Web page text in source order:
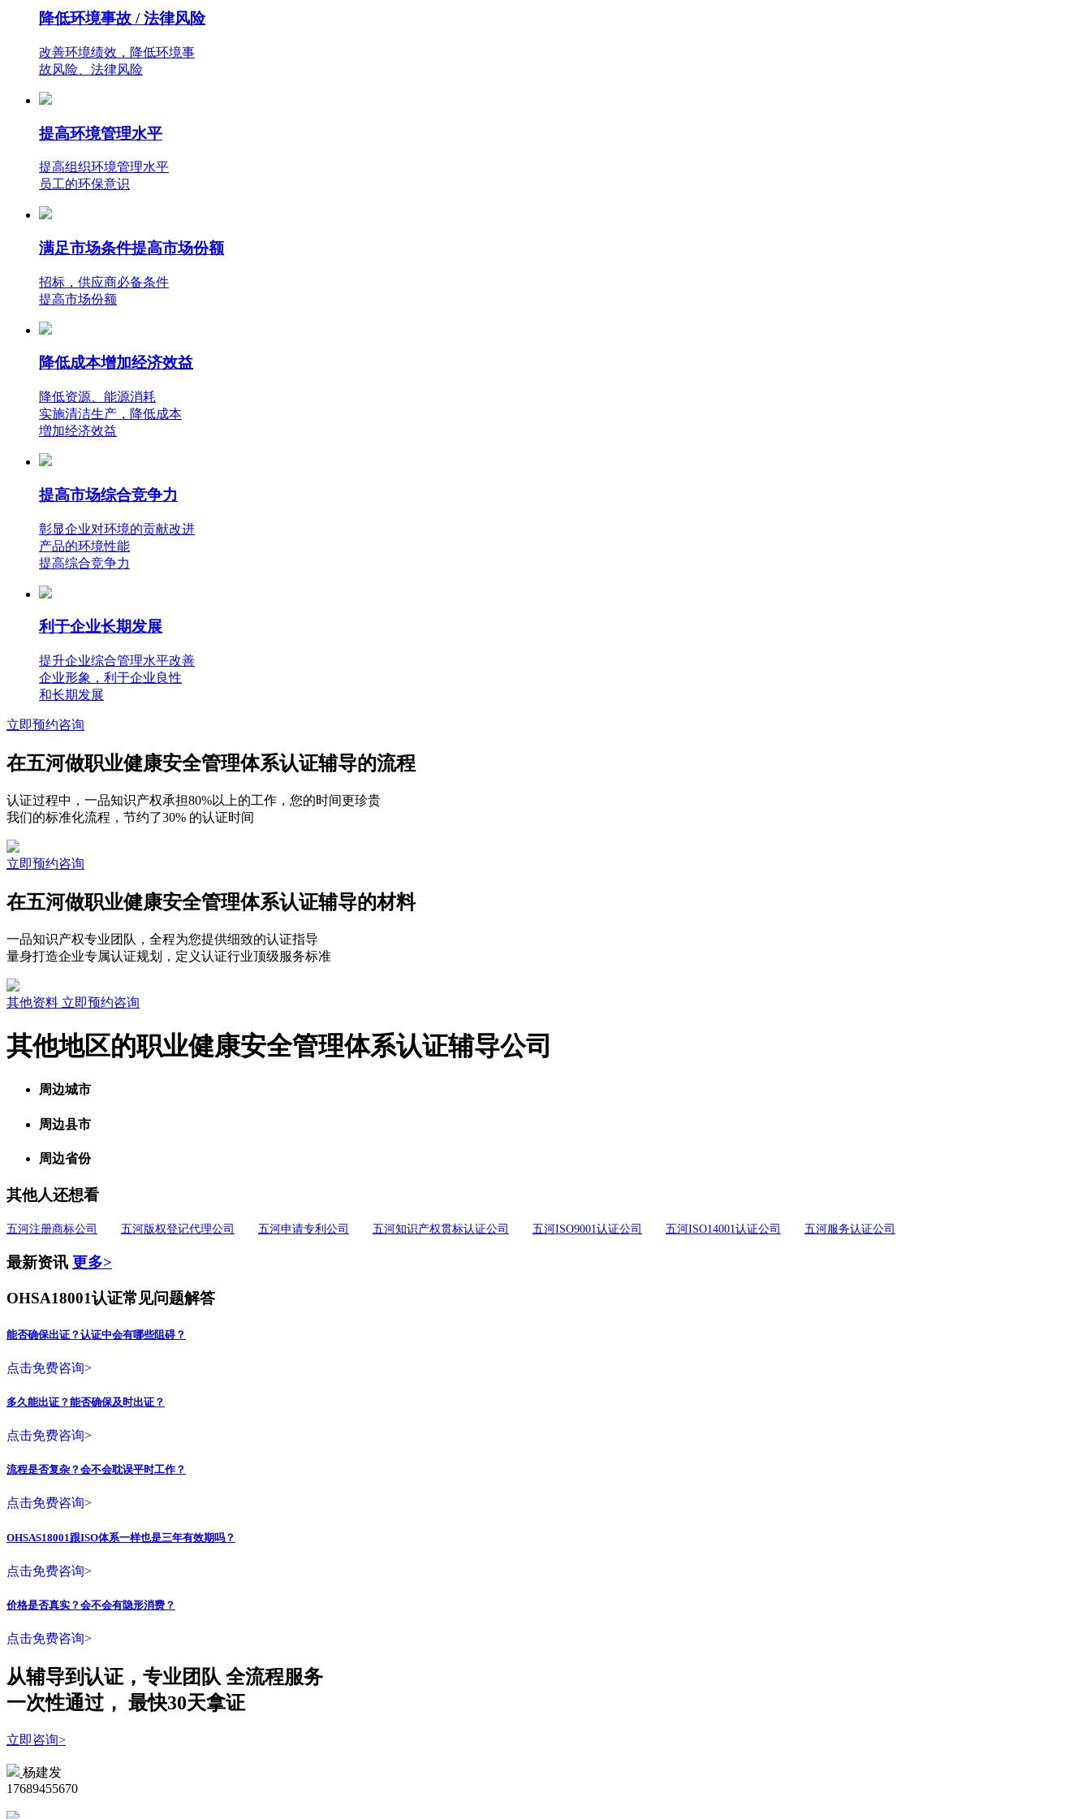
降低环境事故 / 法律风险
改善环境绩效，降低环境事
故风险、法律风险
提高环境管理水平
提高组织环境管理水平
员工的环保意识
满足市场条件提高市场份额
招标，供应商必备条件
提高市场份额
降低成本增加经济效益
降低资源、能源消耗
实施清洁生产，降低成本
増加经济效益
提高市场综合竞争力
彰显企业对环境的贡献改进
产品的环境性能
提高综合竞争力
利于企业长期发展
提升企业综合管理水平改善
企业形象，利于企业良性
和长期发展
立即预约咨询
在五河做职业健康安全管理体系认证辅导的流程
认证过程中，一品知识产权承担80%以上的工作，您的时间更珍贵
我们的标准化流程，节约了30% 的认证时间
立即预约咨询
在五河做职业健康安全管理体系认证辅导的材料
一品知识产权专业团队，全程为您提供细致的认证指导
量身打造企业专属认证规划，定义认证行业顶级服务标准
其他资料 立即预约咨询
其他地区的职业健康安全管理体系认证辅导公司
周边城市
周边县市
周边省份
其他人还想看
五河注册商标公司 五河版权登记代理公司 五河申请专利公司 五河知识产权贯标认证公司 五河ISO9001认证公司 五河ISO14001认证公司 五河服务认证公司
最新资讯 更多>
OHSA18001认证常见问题解答
能否确保出证？认证中会有哪些阻碍？
点击免费咨询>
多久能出证？能否确保及时出证？
点击免费咨询>
流程是否复杂？会不会耽误平时工作？
点击免费咨询>
OHSAS18001跟ISO体系一样也是三年有效期吗？
点击免费咨询>
价格是否真实？会不会有隐形消费？
点击免费咨询>
从辅导到认证，专业团队 全流程服务
一次性通过， 最快30天拿证
立即咨询>
杨建发
17689455670